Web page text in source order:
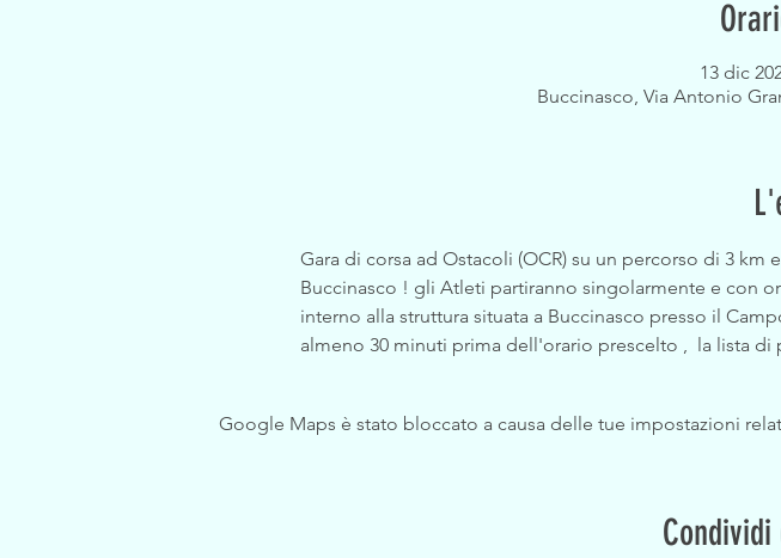
13 dic
Buccinasco, Via Antonio
Gara di corsa ad Ostacoli (OCR) su un percorso di 3
Buccinasco ! gli Atleti partiranno singolarmente e con
interno alla struttura situata a Buccinasco presso il
almeno 30 minuti prima dell'orario prescelto ,  la lista
Google Maps è stato bloccato a causa delle tue impostazioni